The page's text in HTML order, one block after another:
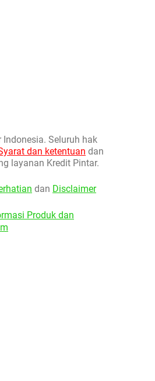
Seluruh hak
dan ketentuan dan
layanan Kredit Pintar.
dan Disclaimer
Produk dan